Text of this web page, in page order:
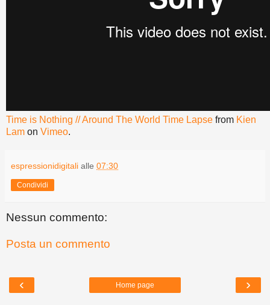
Time is Nothing // Around The World Time Lapse from Kien
Lam on Vimeo.
espressionidigitali alle 07:30
Condividi
Nessun commento:
Posta un commento
‹ ›
Home page